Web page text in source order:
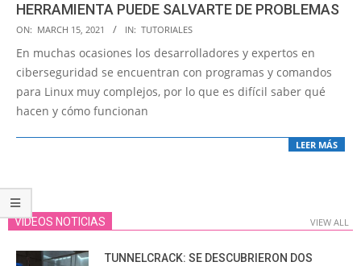
HERRAMIENTA PUEDE SALVARTE DE PROBLEMAS
2021-
03-
15
ON: MARCH 15, 2021 IN: TUTORIALES
En muchas ocasiones los desarrolladores y expertos en
ciberseguridad se encuentran con programas y comandos
para Linux muy complejos, por lo que es difícil saber qué
hacen y cómo funcionan
LEER MÁS
VIDEOS NOTICIAS VIEW ALL
TUNNELCRACK: SE DESCUBRIERON DOS